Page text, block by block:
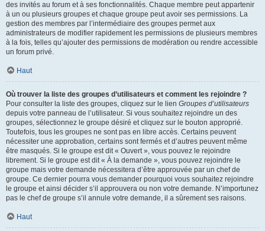
des invités au forum et à ses fonctionnalités. Chaque membre peut appartenir
à un ou plusieurs groupes et chaque groupe peut avoir ses permissions. La
gestion des membres par l’intermédiaire des groupes permet aux
administrateurs de modifier rapidement les permissions de plusieurs membres
à la fois, telles qu’ajouter des permissions de modération ou rendre accessible
un forum privé.
Haut
Où trouver la liste des groupes d’utilisateurs et comment les rejoindre ?
Pour consulter la liste des groupes, cliquez sur le lien Groupes d’utilisateurs
depuis votre panneau de l’utilisateur. Si vous souhaitez rejoindre un des
groupes, sélectionnez le groupe désiré et cliquez sur le bouton approprié.
Toutefois, tous les groupes ne sont pas en libre accès. Certains peuvent
nécessiter une approbation, certains sont fermés et d’autres peuvent même
être masqués. Si le groupe est dit « Ouvert », vous pouvez le rejoindre
librement. Si le groupe est dit « À la demande », vous pouvez rejoindre le
groupe mais votre demande nécessitera d’être approuvée par un chef de
groupe. Ce dernier pourra vous demander pourquoi vous souhaitez rejoindre
le groupe et ainsi décider s’il approuvera ou non votre demande. N’importunez
pas le chef de groupe s’il annule votre demande, il a sûrement ses raisons.
Haut